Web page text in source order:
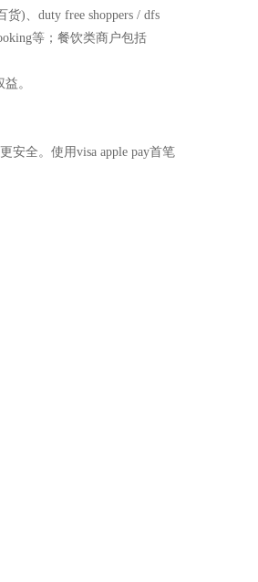
)、duty free shoppers / dfs
等；餐饮类商户包括
。
安全。使用visa apple pay首笔